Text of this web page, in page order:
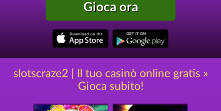
Gioca ora
slotscraze2 | Il tuo casinò online gratis »
Gioca subito!